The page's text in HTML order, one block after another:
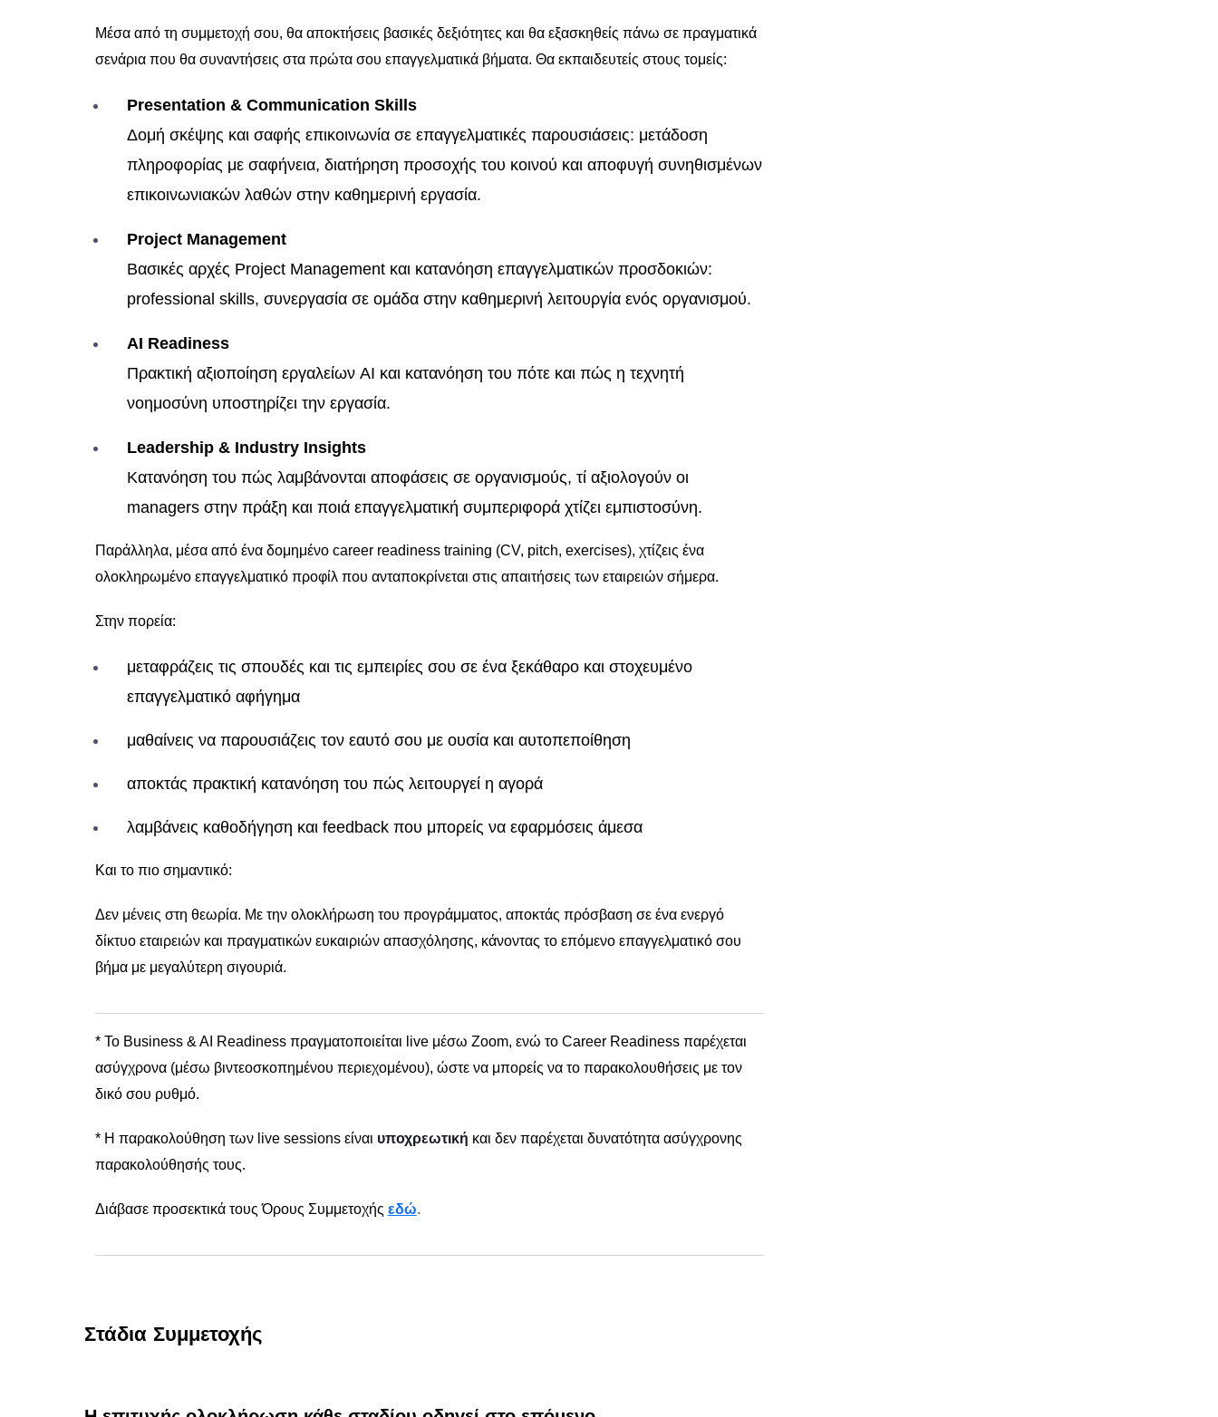
Μέσα από τη συμμετοχή σου, θα αποκτήσεις βασικές δεξιότητες και θα εξασκηθείς πάνω σε πραγματικά
σενάρια που θα συναντήσεις στα πρώτα σου επαγγελματικά βήματα. Θα εκπαιδευτείς στους τομείς:
Presentation & Communication Skills
Δομή σκέψης και σαφής επικοινωνία σε επαγγελματικές παρουσιάσεις: μετάδοση
πληροφορίας με σαφήνεια, διατήρηση προσοχής του κοινού και αποφυγή συνηθισμένων
επικοινωνιακών λαθών στην καθημερινή εργασία.
Project Management
Βασικές αρχές Project Management και κατανόηση επαγγελματικών προσδοκιών:
professional skills, συνεργασία σε ομάδα στην καθημερινή λειτουργία ενός οργανισμού.
AI Readiness
Πρακτική αξιοποίηση εργαλείων AI και κατανόηση του πότε και πώς η τεχνητή
νοημοσύνη υποστηρίζει την εργασία.
Leadership & Industry Insights
Κατανόηση του πώς λαμβάνονται αποφάσεις σε οργανισμούς, τί αξιολογούν οι
managers στην πράξη και ποιά επαγγελματική συμπεριφορά χτίζει εμπιστοσύνη.
Παράλληλα, μέσα από ένα δομημένο career readiness training (CV, pitch, exercises), χτίζεις ένα
ολοκληρωμένο επαγγελματικό προφίλ που ανταποκρίνεται στις απαιτήσεις των εταιρειών σήμερα.
Στην πορεία:
μεταφράζεις τις σπουδές και τις εμπειρίες σου σε ένα ξεκάθαρο και στοχευμένο
επαγγελματικό αφήγημα
μαθαίνεις να παρουσιάζεις τον εαυτό σου με ουσία και αυτοπεποίθηση
αποκτάς πρακτική κατανόηση του πώς λειτουργεί η αγορά
λαμβάνεις καθοδήγηση και feedback που μπορείς να εφαρμόσεις άμεσα
Και το πιο σημαντικό:
Δεν μένεις στη θεωρία. Με την ολοκλήρωση του προγράμματος, αποκτάς πρόσβαση σε ένα ενεργό
δίκτυο εταιρειών και πραγματικών ευκαιριών απασχόλησης, κάνοντας το επόμενο επαγγελματικό σου
βήμα με μεγαλύτερη σιγουριά.
* Το Business & AI Readiness πραγματοποιείται live μέσω Zoom, ενώ το Career Readiness παρέχεται
ασύγχρονα (μέσω βιντεοσκοπημένου περιεχομένου), ώστε να μπορείς να το παρακολουθήσεις με τον
δικό σου ρυθμό.
* Η παρακολούθηση των live sessions είναι υποχρεωτική και δεν παρέχεται δυνατότητα ασύγχρονης
παρακολούθησής τους.
Διάβασε προσεκτικά τους Όρους Συμμετοχής εδώ.
Στάδια Συμμετοχής